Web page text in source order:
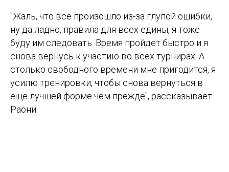
"Жаль, что все произошло из-за глупой ошибки,
ну да ладно, правила для всех едины, я тоже
буду им следовать. Время пройдет быстро и я
снова вернусь к участию во всех турнирах. А
столько свободного времени мне пригодится, я
усилю тренировки, чтобы снова вернуться в
еще лучшей форме чем прежде", рассказывает
Раони.